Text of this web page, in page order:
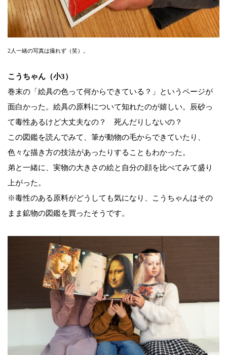
2人一緒の写真は撮れず（笑）。
こうちゃん（小3）
巻末の「絵具の色って何からできている？」というページが
面白かった。絵具の原料について知れたのが嬉しい。辰砂っ
て毒性あるけど大丈夫なの？ 死んだりしないの？
この図鑑を読んでみて、筆が動物の毛からできていたり、
色々な描き方の技法があったりすることもわかった。
弟と一緒に、実物の大きさの絵と自分の顔を比べてみて盛り
上がった。
※毒性のある原料がどうしても気になり、こうちゃんはその
まま鉱物の図鑑を買ったそうです。